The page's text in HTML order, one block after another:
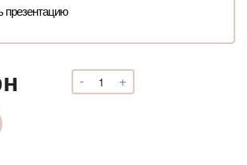
презентацию
-
Количество
Аудиокурс
+